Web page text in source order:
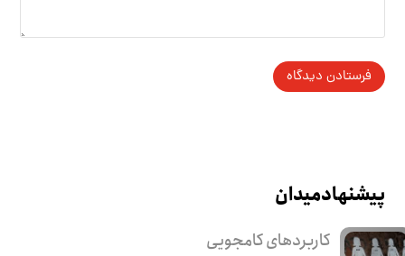
پیشنهاد میدان
کاربرد‌های کامجویی